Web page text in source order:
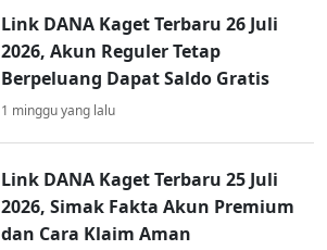
Link DANA Kaget Terbaru 26 Juli
2026, Akun Reguler Tetap
Berpeluang Dapat Saldo Gratis
1 minggu yang lalu
Link DANA Kaget Terbaru 25 Juli
2026, Simak Fakta Akun Premium
dan Cara Klaim Aman